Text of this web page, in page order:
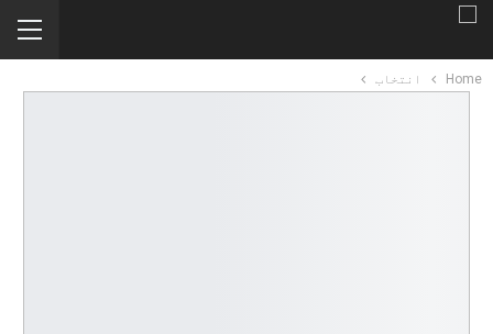
Home انتخاب